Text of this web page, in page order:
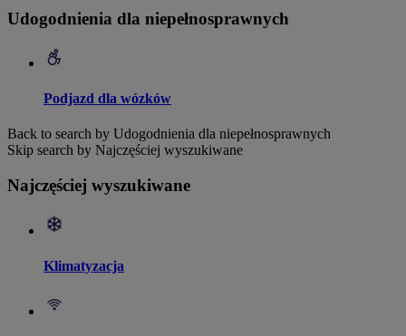
Udogodnienia dla niepełnosprawnych
Podjazd dla wózków
Back to search by Udogodnienia dla niepełnosprawnych
Skip search by Najczęściej wyszukiwane
Najczęściej wyszukiwane
Klimatyzacja